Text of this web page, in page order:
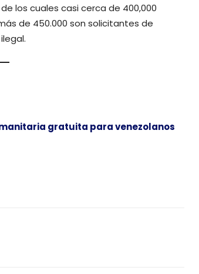
los cuales casi cerca de 400,000
de 450.000 son solicitantes de
gratuita para venezolanos